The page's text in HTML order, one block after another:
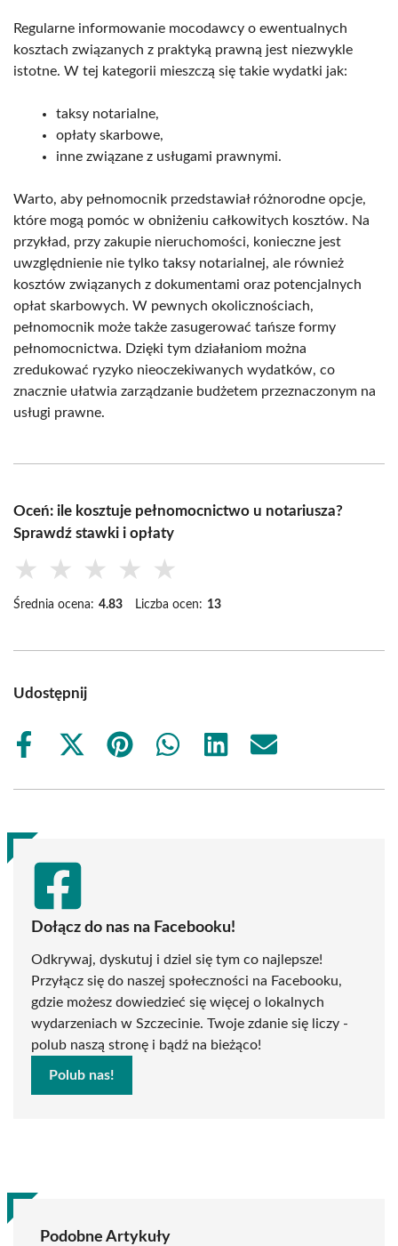
Regularne informowanie mocodawcy o ewentualnych
kosztach związanych z praktyką prawną jest niezwykle
istotne. W tej kategorii mieszczą się takie wydatki jak:
taksy notarialne,
opłaty skarbowe,
inne związane z usługami prawnymi.
Warto, aby pełnomocnik przedstawiał różnorodne opcje,
które mogą pomóc w obniżeniu całkowitych kosztów. Na
przykład, przy zakupie nieruchomości, konieczne jest
uwzględnienie nie tylko taksy notarialnej, ale również
kosztów związanych z dokumentami oraz potencjalnych
opłat skarbowych. W pewnych okolicznościach,
pełnomocnik może także zasugerować tańsze formy
pełnomocnictwa. Dzięki tym działaniom można
zredukować ryzyko nieoczekiwanych wydatków, co
znacznie ułatwia zarządzanie budżetem przeznaczonym na
usługi prawne.
Oceń: ile kosztuje pełnomocnictwo u notariusza?
Sprawdź stawki i opłaty
★ ★ ★ ★ ★
Średnia ocena: 4.83 Liczba ocen: 13
Udostępnij
Share
Share
(Twitter)
Share
Share
Share
Share
Dołącz do nas na Facebooku!
Odkrywaj, dyskutuj i dziel się tym co najlepsze!
Przyłącz się do naszej społeczności na Facebooku,
gdzie możesz dowiedzieć się więcej o lokalnych
wydarzeniach w Szczecinie. Twoje zdanie się liczy -
polub naszą stronę i bądź na bieżąco!
Polub nas!
Podobne Artykuły